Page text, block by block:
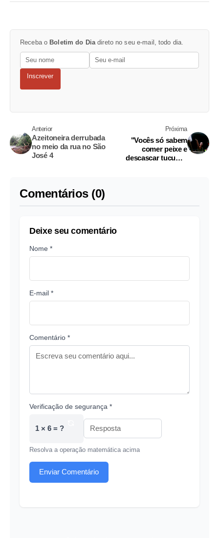
Receba o Boletim do Diadireto no seu e-mail, todo dia.
Inscrever
Anterior
Azeitoneira derrubada
no meio da rua no São
José 4
Próxima
"Vocês só sabem
comer peixe e
descascar tucumã,
Comentários (0)
Deixe seu comentário
Nome *
E-mail *
Comentário *
Verificação de segurança *
1 × 6 = ?
Resolva a operação matemática acima
Enviar Comentário